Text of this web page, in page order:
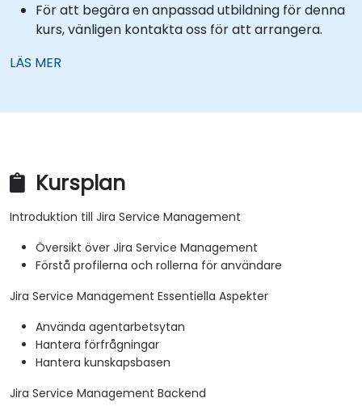
För att begära en anpassad utbildning för denna
kurs, vänligen kontakta oss för att arrangera.
LÄS MER
Kursplan
Introduktion till Jira Service Management
Översikt över Jira Service Management
Förstå profilerna och rollerna för användare
Jira Service Management Essentiella Aspekter
Använda agentarbetsytan
Hantera förfrågningar
Hantera kunskapsbasen
Jira Service Management Backend